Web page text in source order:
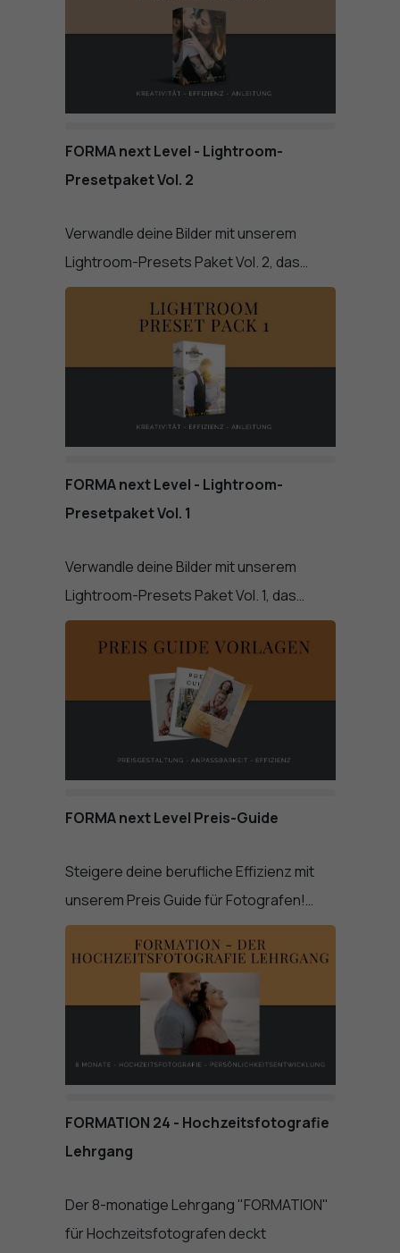
FORMA next Level - Lightroom-
Presetpaket Vol. 2
Verwandle deine Bilder mit unserem
Lightroom-Presets Paket Vol. 2, das…
FORMA next Level - Lightroom-
Presetpaket Vol. 1
Verwandle deine Bilder mit unserem
Lightroom-Presets Paket Vol. 1, das…
FORMA next Level Preis-Guide
Steigere deine berufliche Effizienz mit
unserem Preis Guide für Fotografen!…
FORMATION 24 - Hochzeitsfotografie
Lehrgang
Der 8-monatige Lehrgang "FORMATION"
für Hochzeitsfotografen deckt